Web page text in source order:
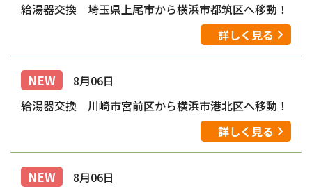
給湯器交換 埼玉県上尾市から横浜市都筑区へ移動！
詳しく見る
NEW
8月06日
給湯器交換 川崎市宮前区から横浜市港北区へ移動！
詳しく見る
NEW
8月06日